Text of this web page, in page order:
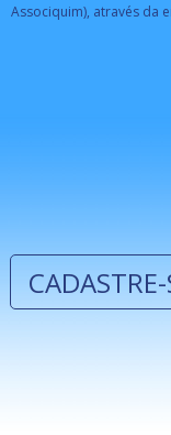
Associquim), através da
CADASTRE-